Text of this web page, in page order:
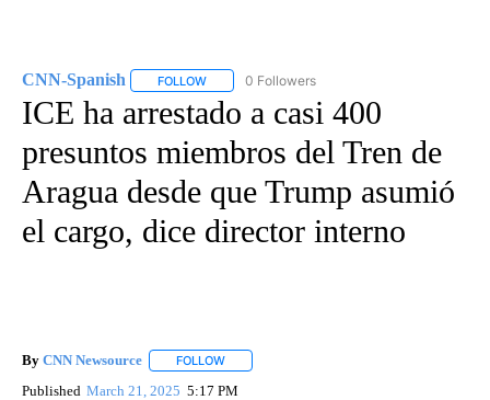
CNN-Spanish FOLLOW FOLLOW "CNN-SPANISH" TO RECEIVE
0 Followers
ICE ha arrestado a casi 400
presuntos miembros del Tren de
Aragua desde que Trump asumió
el cargo, dice director interno
By CNN Newsource FOLLOW
Published March 21, 2025 5:17 PM